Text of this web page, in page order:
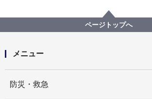
旭区を知る
よみがえる昭和の街並み 旭区風景写
5.白根
ページトップへ
メニュー
防災・救急